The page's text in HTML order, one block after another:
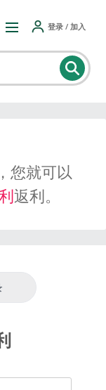
登录 / 加入
您就可以
返利。